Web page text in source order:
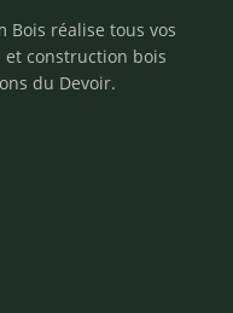
Bois réalise tous vos
construction bois
du Devoir.